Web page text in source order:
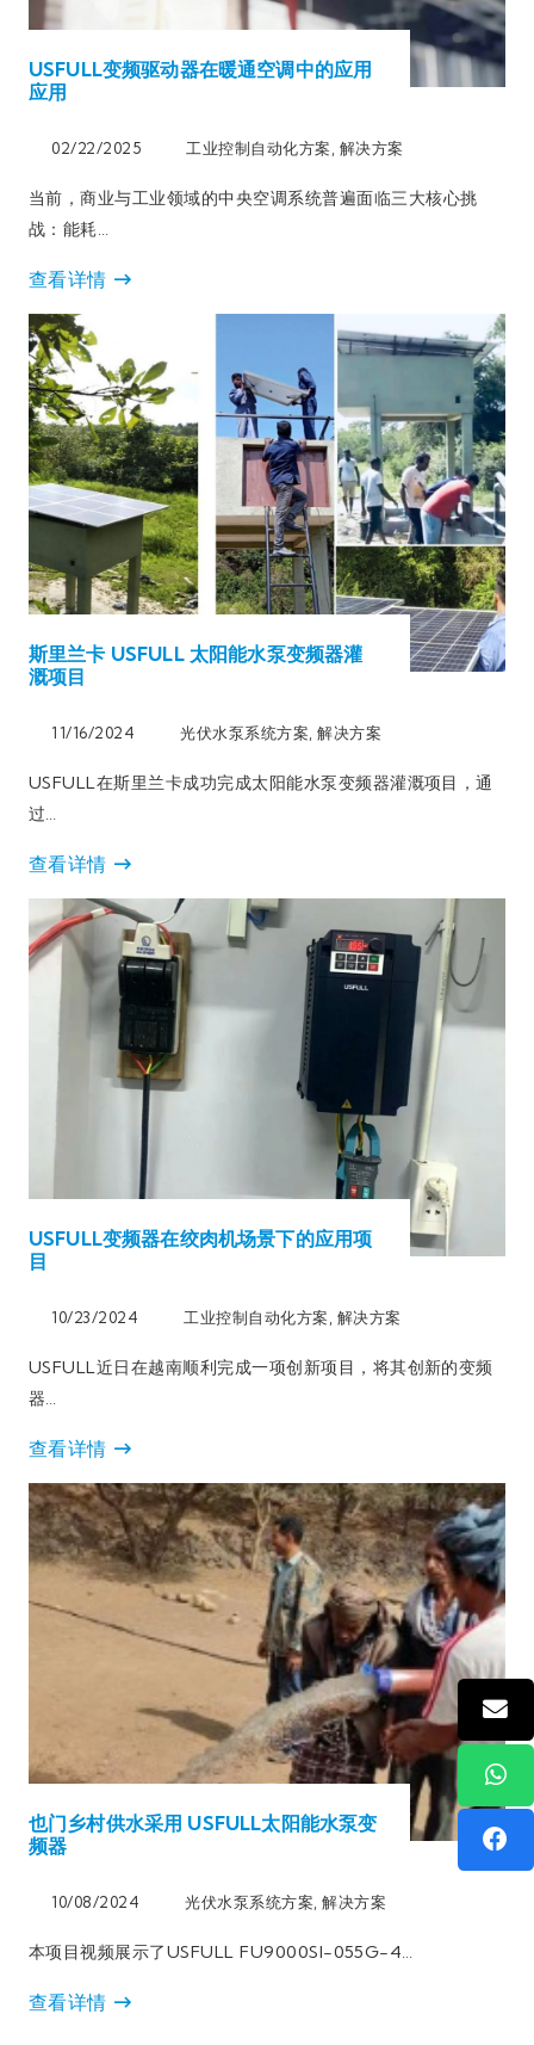
USFULL变频驱动器在暖通空调中的应用
应用
02/22/2025 工业控制自动化方案 解决方案
当前，商业与工业领域的中央空调系统普遍面临三大核心挑
战：能耗…
查看详情
斯里兰卡 USFULL 太阳能水泵变频器灌
溉项目
11/16/2024 光伏水泵系统方案 ,解决方案
USFULL在斯里兰卡成功完成太阳能水泵变频器灌溉项目，通
过…
查看详情
USFULL变频器在绞肉机场景下的应用项
目
10/23/2024 工业控制自动化方案 解决方案
USFULL近日在越南顺利完成一项创新项目，将其创新的变频
器…
查看详情
也门乡村供水采用 USFULL太阳能水泵变
频器
10/08/2024 光伏水泵系统方案 ,解决方案
本项目视频展示了USFULL FU9000SI-055G-4…
查看详情